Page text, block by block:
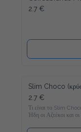
2.7 €
Slim Choco (κρύο
2.7 €
Τι είναι το Slim
Ήδη οι Αζτέκοι και
Powerdrink "ζεστή
μας τρέχουν τα σάλια